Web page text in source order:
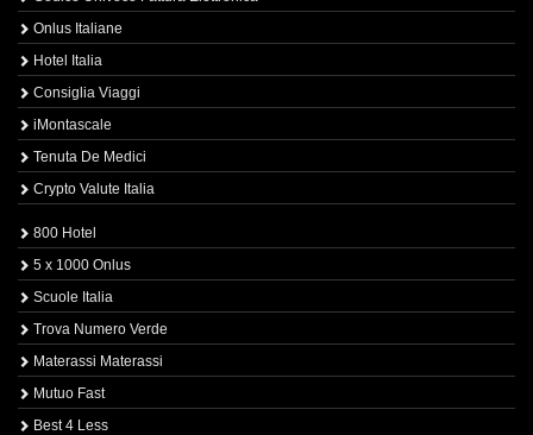
Onlus Italiane
Hotel Italia
Consiglia Viaggi
iMontascale
Tenuta De Medici
Crypto Valute Italia
800 Hotel
5 x 1000 Onlus
Scuole Italia
Trova Numero Verde
Materassi Materassi
Mutuo Fast
Best 4 Less